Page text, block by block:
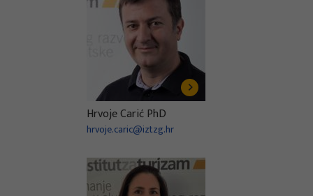
Hrvoje Carić PhD
hrvoje.caric@iztzg.hr